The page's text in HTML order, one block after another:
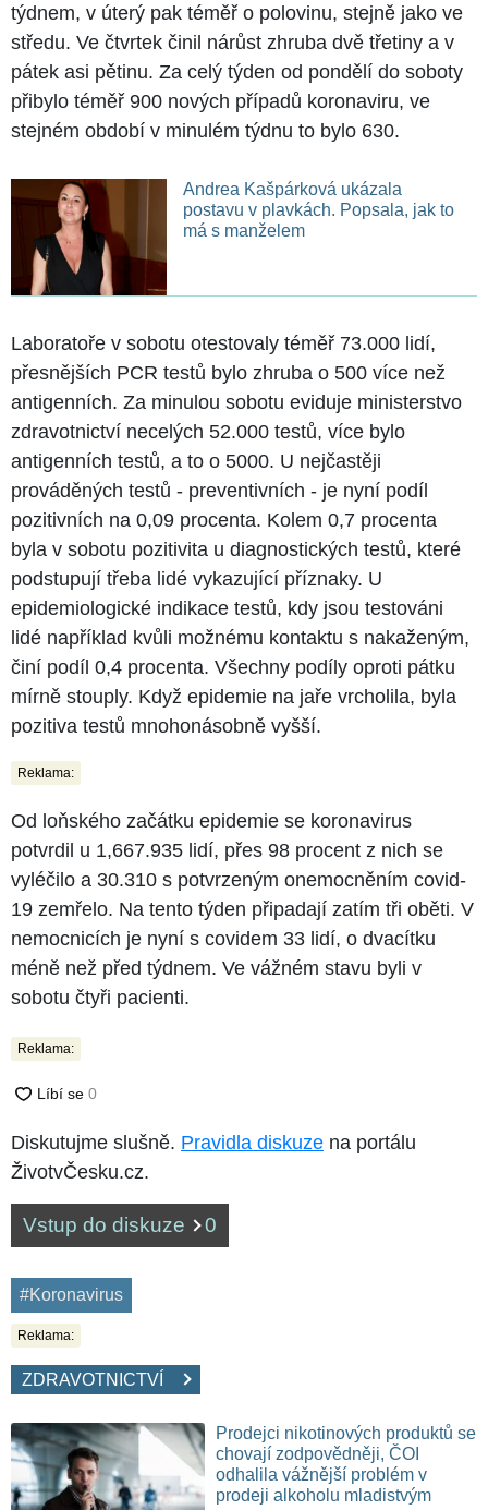
týdnem, v úterý pak téměř o polovinu, stejně jako ve
středu. Ve čtvrtek činil nárůst zhruba dvě třetiny a v
pátek asi pětinu. Za celý týden od pondělí do soboty
přibylo téměř 900 nových případů koronaviru, ve
stejném období v minulém týdnu to bylo 630.
Andrea Kašpárková ukázala
postavu v plavkách. Popsala, jak to
má s manželem
Laboratoře v sobotu otestovaly téměř 73.000 lidí,
přesnějších PCR testů bylo zhruba o 500 více než
antigenních. Za minulou sobotu eviduje ministerstvo
zdravotnictví necelých 52.000 testů, více bylo
antigenních testů, a to o 5000. U nejčastěji
prováděných testů - preventivních - je nyní podíl
pozitivních na 0,09 procenta. Kolem 0,7 procenta
byla v sobotu pozitivita u diagnostických testů, které
podstupují třeba lidé vykazující příznaky. U
epidemiologické indikace testů, kdy jsou testováni
lidé například kvůli možnému kontaktu s nakaženým,
činí podíl 0,4 procenta. Všechny podíly oproti pátku
mírně stouply. Když epidemie na jaře vrcholila, byla
pozitiva testů mnohonásobně vyšší.
Reklama:
Od loňského začátku epidemie se koronavirus
potvrdil u 1,667.935 lidí, přes 98 procent z nich se
vyléčilo a 30.310 s potvrzeným onemocněním covid-
19 zemřelo. Na tento týden připadají zatím tři oběti. V
nemocnicích je nyní s covidem 33 lidí, o dvacítku
méně než před týdnem. Ve vážném stavu byli v
sobotu čtyři pacienti.
Reklama:
Diskutujme slušně. Pravidla diskuze na portálu
ŽivotvČesku.cz.
Vstup do diskuze 0
#Koronavirus
Reklama:
ZDRAVOTNICTVÍ
Prodejci nikotinových produktů se
chovají zodpovědněji, ČOI
odhalila vážnější problém v
prodeji alkoholu mladistvým